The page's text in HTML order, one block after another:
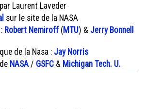
Laurent Laveder
sur le site de la NASA
Robert Nemiroff(MTU) & Jerry Bonnell
de la Nasa : Jay Norris
de NASA / GSFC & Michigan Tech. U.